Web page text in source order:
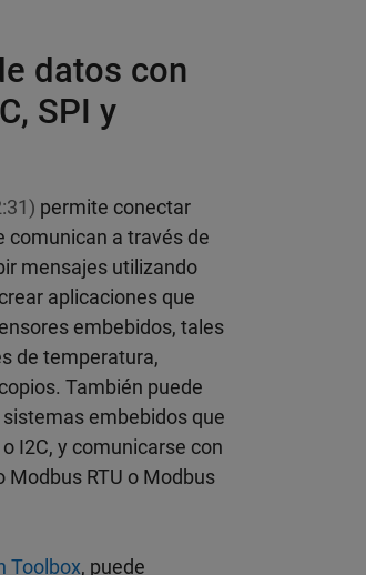
datos con
SPI y
permite conectar
comunican a través de
mensajes utilizando
aplicaciones que
embebidos, tales
de temperatura,
También puede
embebidos que
I2C, y comunicarse con
RTU o Modbus
Toolbox, puede